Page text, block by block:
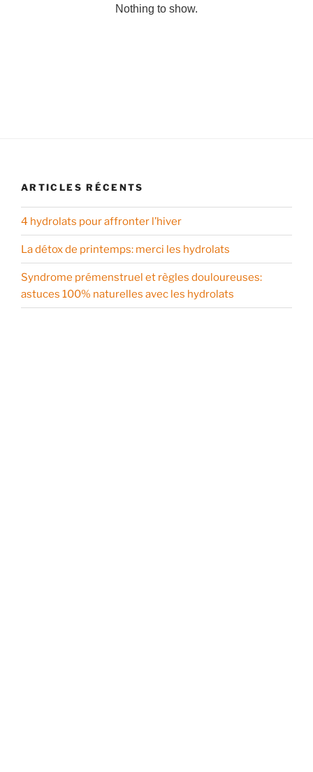
Nothing to show.
ARTICLES RÉCENTS
4 hydrolats pour affronter l’hiver
La détox de printemps: merci les hydrolats
Syndrome prémenstruel et règles douloureuses:
astuces 100% naturelles avec les hydrolats